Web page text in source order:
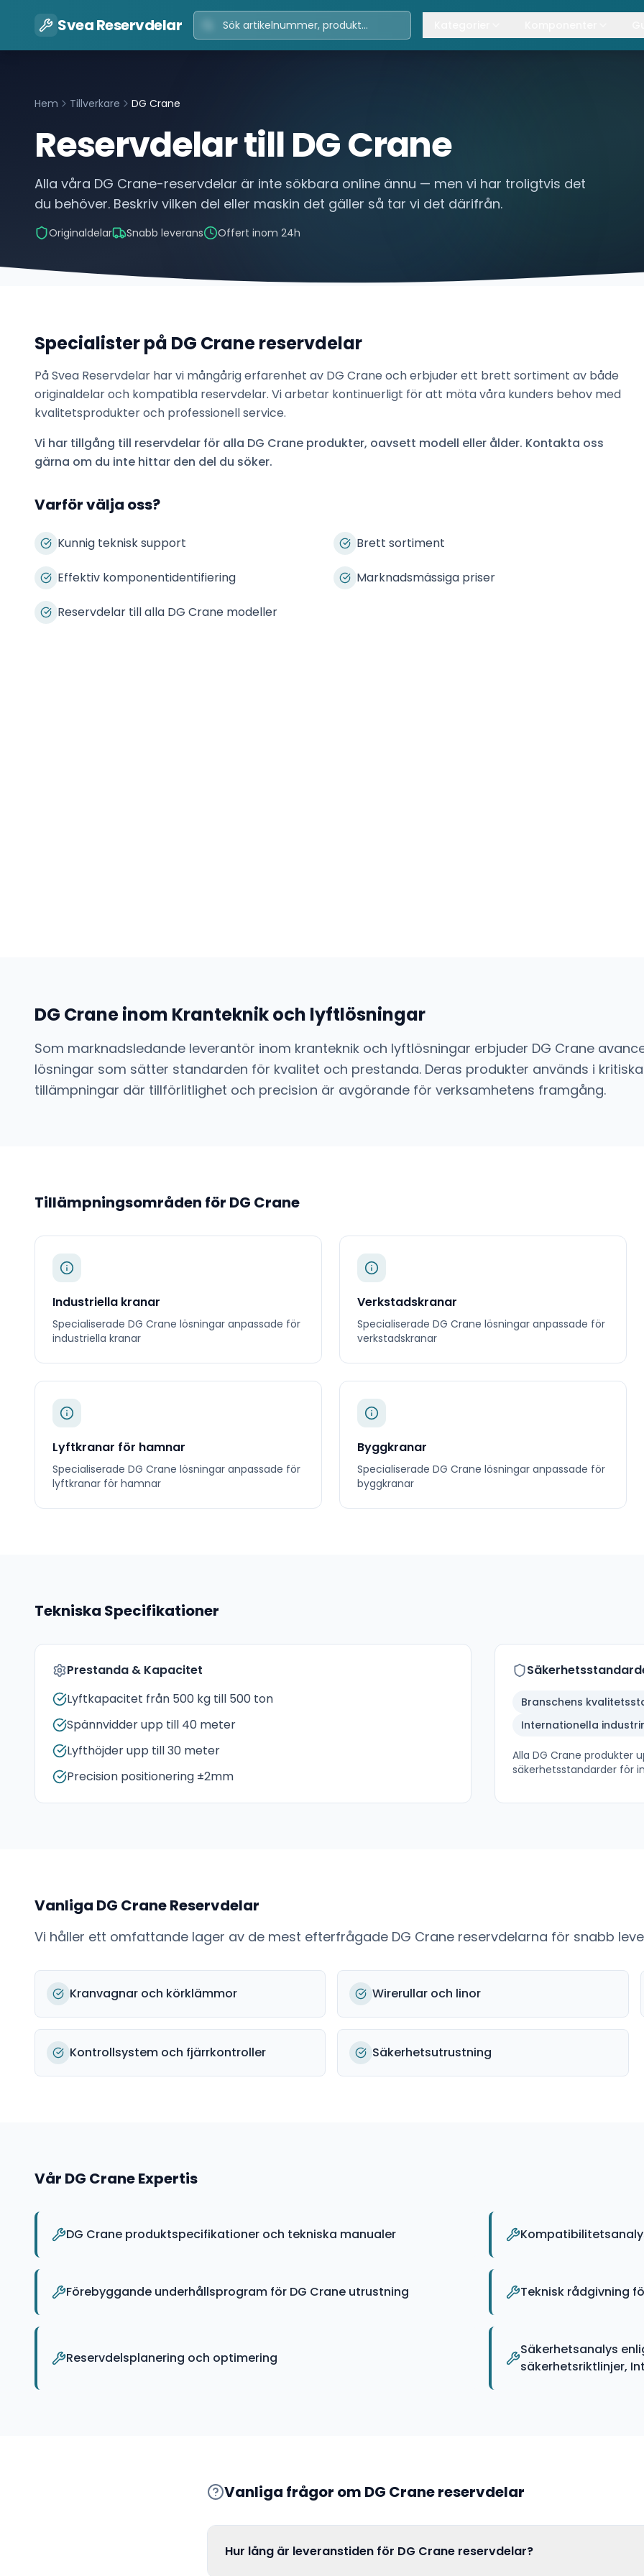
Svea Reservdelar
Industriportar
Truckar
Hem Tillverkare DG Crane
Reservdelar tillDG Crane
Alla våra DG Crane-reservdelar är inte sökbara online ännu — men vi har troligtvis det
du behöver. Beskriv vilken del eller maskin det gäller så tar vi det därifrån.
Originaldelar Snabb leverans Offert inom 24h
Specialister på DG Cranereservdelar
På Svea Reservdelar har vi mångårig erfarenhet av DG Crane och erbjuder ett brett sortiment av både
originaldelar och kompatibla reservdelar. Vi arbetar kontinuerligt för att möta våra kunders behov med
kvalitetsprodukter och professionell service.
Vi har tillgång till reservdelar för alla DG Crane produkter, oavsett modell eller ålder. Kontakta oss
gärna om du inte hittar den del du söker.
Varför välja oss?
Kunnig teknisk support Brett sortiment
Effektiv komponentidentifiering Marknadsmässiga priser
Reservdelar till alla DG Crane modeller
DG Craneinom Kranteknik och lyftlösningar
Som marknadsledande leverantör inom kranteknik och lyftlösningar erbjuder DG Crane
lösningar som sätter standarden för kvalitet och prestanda. Deras produkter används i kritiska
tillämpningar där tillförlitlighet och precision är avgörande för verksamhetens framgång.
Tillämpningsområden för DG Crane
Industriella kranar
Specialiserade DG Crane lösningar anpassade för
industriella kranar
Verkstadskranar
Specialiserade DG Crane lösningar anpassade för
verkstadskranar
Lyftkranar för hamnar
Specialiserade DG Crane lösningar anpassade för
lyftkranar för hamnar
Byggkranar
Specialiserade DG Crane lösningar anpassade för
byggkranar
Tekniska Specifikationer
Prestanda & Kapacitet
Lyftkapacitet från 500 kg till 500 ton
Spännvidder upp till 40 meter
Lyfthöjder upp till 30 meter
Precision positionering ±2mm
Branschens
Internationella
Alla DG Crane produkter
säkerhetsstandarder för
Vanliga DG CraneReservdelar
Vi håller ett omfattande lager av de mest efterfrågade DG Crane reservdelarna för snabb
Kranvagnar och körklämmor Wirerullar och linor
Kontrollsystem och fjärrkontroller Säkerhetsutrustning
Vår DG CraneExpertis
DG Crane produktspecifikationer och tekniska manualer
Förebyggande underhållsprogram för DG Crane utrustning Teknisk rådgivning
Reservdelsplanering och optimering
Säkerhetsanalys
säkerhetsriktlinjer,
Vanliga frågor om DG Cranereservdelar
Hur lång är leveranstiden för DG Crane reservdelar?